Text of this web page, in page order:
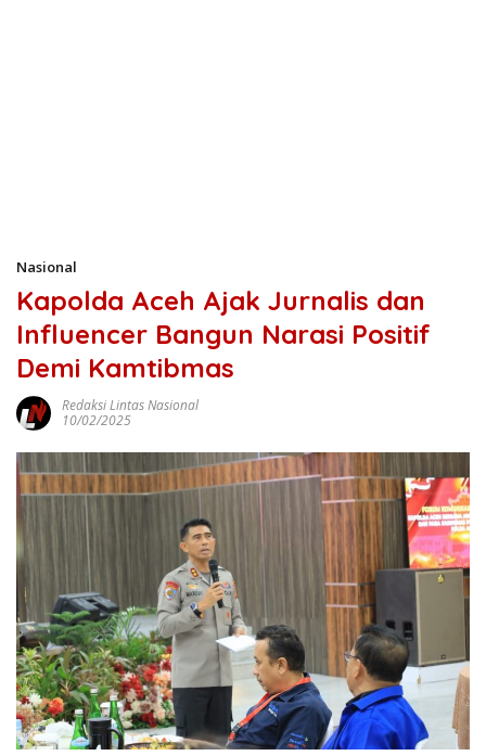
Nasional
Kapolda Aceh Ajak Jurnalis dan
Influencer Bangun Narasi Positif
Demi Kamtibmas
Redaksi Lintas Nasional
10/02/2025